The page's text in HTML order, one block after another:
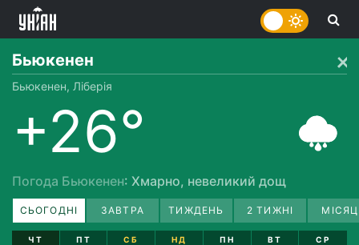
Бьюкенен
Бьюкенен, Ліберія
+26°
Погода Бьюкенен: Хмарно, невеликий дощ
СЬОГОДНІ ЗАВТРА ТИЖДЕНЬ 2 ТИЖНІ
ЧТ
ПТ
СБ
НД
ПН
ВТ
СР